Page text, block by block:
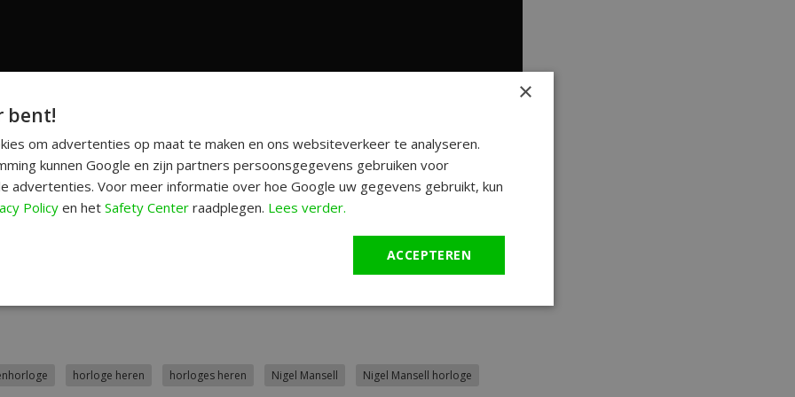
Mansell horloge besteld?
hoor, maar.... Hij is zo ontzettend mooi! Alle gekheid op een stokje:
horloge heren horloges heren Nigel Mansell Nigel Mansell horloge
×
bent!
om advertenties op maat te maken en ons websiteverkeer te analyseren.
kunnen Google en zijn partners persoonsgegevens gebruiken voor
advertenties. Voor meer informatie over hoe Google uw gegevens gebruikt, kun
Policy en het Safety Center raadplegen. Lees verder.
ACCEPTEREN